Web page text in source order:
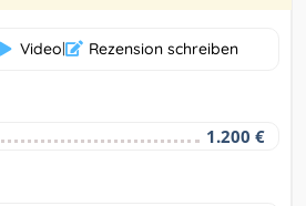
Video| Rezension schreiben
1.200 €